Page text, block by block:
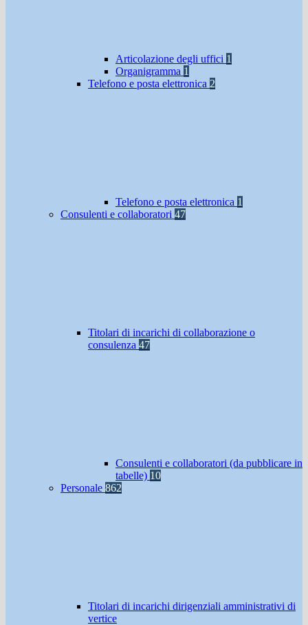
Articolazione degli uffici 1
Organigramma 1
Telefono e posta elettronica 2
Telefono e posta elettronica 1
Consulenti e collaboratori 47
Titolari di incarichi di collaborazione o
consulenza 47
Consulenti e collaboratori (da pubblicare in
tabelle) 10
Personale 862
Titolari di incarichi dirigenziali amministrativi di
vertice